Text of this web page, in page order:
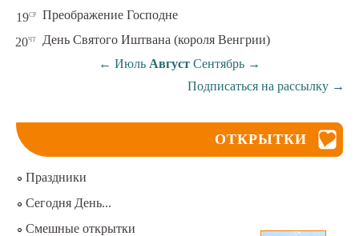
19ср Преображение Господне
20чт
День Святого Иштвана (короля Венгрии)
← Июль Август Сентябрь →
Подписаться на рассылку →
ОТКРЫТКИ
Праздники
Сегодня День...
Смешные открытки